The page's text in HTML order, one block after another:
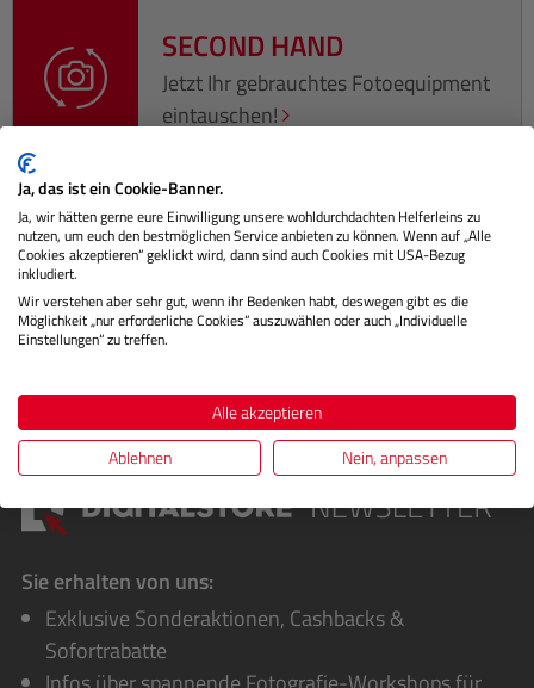
SECOND HAND
Jetzt Ihr gebrauchtes Fotoequipment
eintauschen!
Beschreibung
Herstellerinformationen
Bewertungen
Sie erhalten von uns:
Exklusive Sonderaktionen, Cashbacks &
Sofortrabatte
Ja, das ist ein Cookie-Banner.
Ja, wir hätten gerne eure Einwilligung unsere wohldurchdachten Helferleins zu
nutzen, um euch den bestmöglichen Service anbieten zu können. Wenn auf „Alle
Cookies akzeptieren“ geklickt wird, dann sind auch Cookies mit USA-Bezug
inkludiert.
Wir verstehen aber sehr gut, wenn ihr Bedenken habt, deswegen gibt es die
Möglichkeit „nur erforderliche Cookies“ auszuwählen oder auch „Individuelle
Einstellungen“ zu treffen.
Alle akzeptieren
Ablehnen
Nein, anpassen